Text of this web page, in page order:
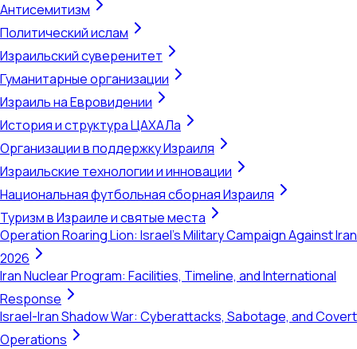
Антисемитизм
Политический ислам
Израильский суверенитет
Гуманитарные организации
Израиль на Евровидении
История и структура ЦАХАЛа
Организации в поддержку Израиля
Израильские технологии и инновации
Национальная футбольная сборная Израиля
Туризм в Израиле и святые места
Operation Roaring Lion: Israel's Military Campaign Against Iran
2026
Iran Nuclear Program: Facilities, Timeline, and International
Response
Israel-Iran Shadow War: Cyberattacks, Sabotage, and Covert
Operations